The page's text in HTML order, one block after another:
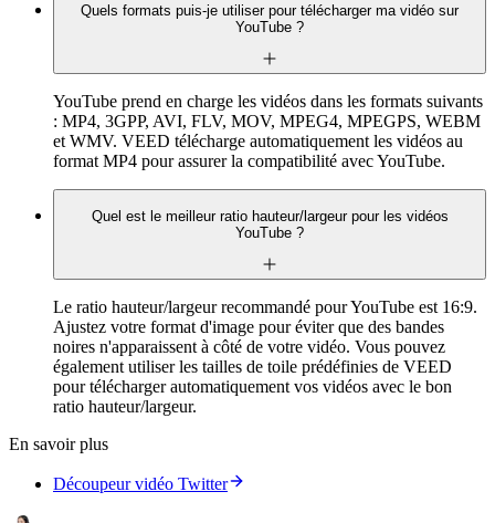
Quels formats puis-je utiliser pour télécharger ma vidéo sur
YouTube ?
YouTube prend en charge les vidéos dans les formats suivants
: MP4, 3GPP, AVI, FLV, MOV, MPEG4, MPEGPS, WEBM
et WMV. VEED télécharge automatiquement les vidéos au
format MP4 pour assurer la compatibilité avec YouTube.
Quel est le meilleur ratio hauteur/largeur pour les vidéos
YouTube ?
Le ratio hauteur/largeur recommandé pour YouTube est 16:9.
Ajustez votre format d'image pour éviter que des bandes
noires n'apparaissent à côté de votre vidéo. Vous pouvez
également utiliser les tailles de toile prédéfinies de VEED
pour télécharger automatiquement vos vidéos avec le bon
ratio hauteur/largeur.
En savoir plus
Découpeur vidéo Twitter